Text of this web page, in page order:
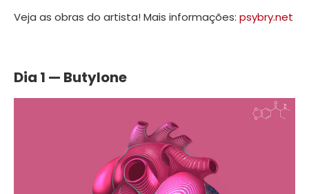
Veja as obras do artista! Mais informações: psybry.net
Dia 1 — Butylone